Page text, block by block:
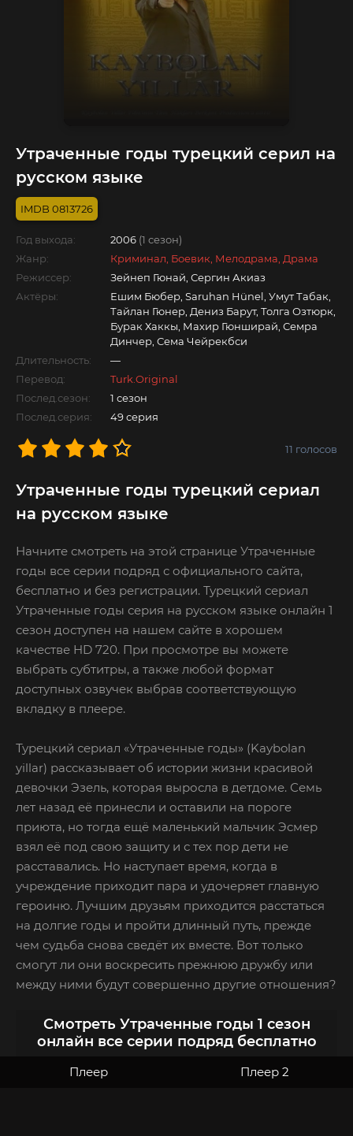
Утраченные годы турецкий серил на
русском языке
0813726
Год выхода: 2006 (1 сезон)
Жанр:
Криминал, Боевик, Мелодрама, Драма
Режиссер:
Зейнеп Гюнай, Сергин Акиаз
Актёры:
Ешим Бюбер, Saruhan Hünel, Умут Табак,
Тайлан Гюнер, Дениз Барут, Толга Озтюрк,
Бурак Хаккы, Махир Гюнширай, Семра
Динчер, Сема Чейрекбси
Длительность:
—
Перевод:
Turk.Original
Послед.сезон:
1 сезон
Послед.серия:
49 серия
11 голосов
Утраченные годы турецкий сериал
на русском языке
Начните смотреть на этой странице Утраченные
годы все серии подряд с официального сайта,
бесплатно и без регистрации. Турецкий сериал
Утраченные годы серия на русском языке онлайн 1
сезон доступен на нашем сайте в хорошем
качестве HD 720. При просмотре вы можете
выбрать субтитры, а также любой формат
доступных озвучек выбрав соответствующую
вкладку в плеере.
Турецкий сериал «Утраченные годы» (Kaybolan
yillar) рассказывает об истории жизни красивой
девочки Эзель, которая выросла в детдоме. Семь
лет назад её принесли и оставили на пороге
приюта, но тогда ещё маленький мальчик Эсмер
взял её под свою защиту и с тех пор дети не
расставались. Но наступает время, когда в
учреждение приходит пара и удочеряет главную
героиню. Лучшим друзьям приходится расстаться
на долгие годы и пройти длинный путь, прежде
чем судьба снова сведёт их вместе. Вот только
смогут ли они воскресить прежнюю дружбу или
между ними будут совершенно другие отношения?
Смотреть Утраченные годы 1 сезон
онлайн все серии подряд бесплатно
Плеер Плеер 2